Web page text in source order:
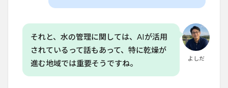
Q. AI
料の
浪費
を減
らす
には
よしだ
それと、水の管理に関しては、AIが活用
されているって話もあって、特に乾燥が
進む地域では重要そうですね。